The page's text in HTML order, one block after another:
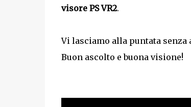
visore PS VR2.
Vi lasciamo alla puntata
Buon ascolto e buona visione!